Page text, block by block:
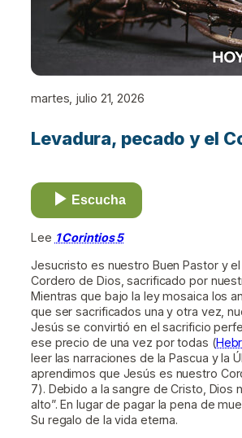
martes, julio 21, 2026
Levadura, pecado y el
Escucha
Lee 1 Corintios 5
Jesucristo es nuestro Buen Pastor y
Cordero de Dios, sacrificado por
Mientras que bajo la ley mosaica los
que ser sacrificados una y otra vez,
Jesús se convirtió en el sacrificio
ese precio de una vez por todas (
leer las narraciones de la Pascua y la
aprendimos que Jesús es nuestro
7). Debido a la sangre de Cristo, Dios
alto”. En lugar de pagar la pena de
Su regalo de la vida eterna.